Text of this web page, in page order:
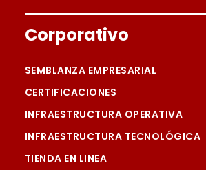
Corporativo
SEMBLANZA EMPRESARIAL
CERTIFICACIONES
INFRAESTRUCTURA OPERATIVA
INFRAESTRUCTURA TECNOLÓGICA
TIENDA EN LINEA